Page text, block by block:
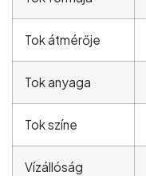
Tok átmérője
Tok anyaga
Tok színe
Vízállóság